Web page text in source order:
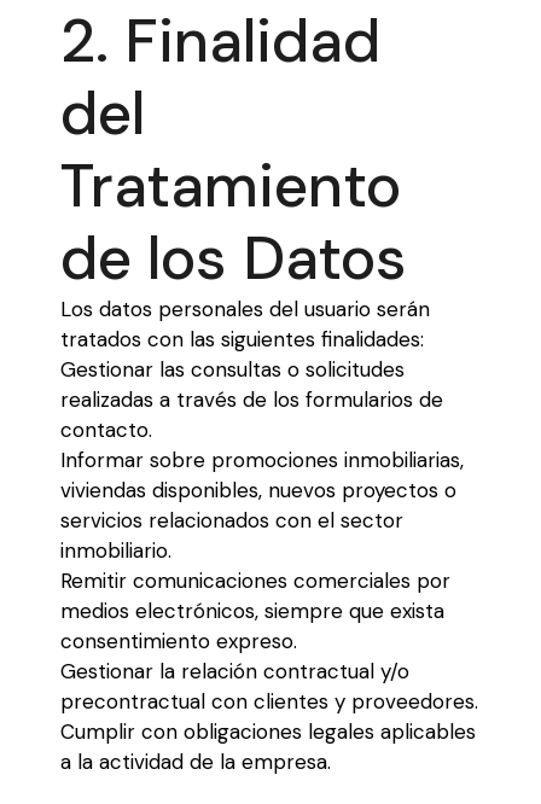
2. Finalidad
del
Tratamiento
de los Datos
Los datos personales del usuario serán
tratados con las siguientes finalidades:
Gestionar las consultas o solicitudes
realizadas a través de los formularios de
contacto.
Informar sobre promociones inmobiliarias,
viviendas disponibles, nuevos proyectos o
servicios relacionados con el sector
inmobiliario.
Remitir comunicaciones comerciales por
medios electrónicos, siempre que exista
consentimiento expreso.
Gestionar la relación contractual y/o
precontractual con clientes y proveedores.
Cumplir con obligaciones legales aplicables
a la actividad de la empresa.